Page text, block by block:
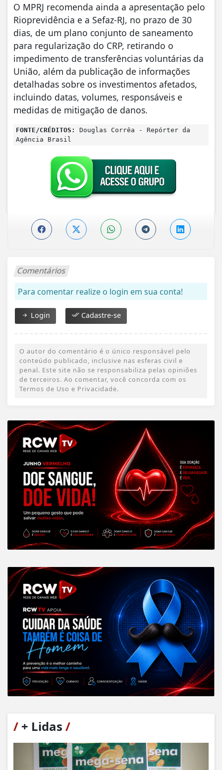
O MPRJ recomenda ainda a apresentação pelo
Rioprevidência e a Sefaz-RJ, no prazo de 30
dias, de um plano conjunto de saneamento
para regularização do CRP, retirando o
impedimento de transferências voluntárias da
União, além da publicação de informações
detalhadas sobre os investimentos afetados,
incluindo datas, volumes, responsáveis e
medidas de mitigação de danos.
FONTE/CRÉDITOS:
Douglas Corrêa - Repórter da
Agência Brasil
Comentários
Para comentar realize o login em sua conta!
Login Cadastre-se
O autor do comentário é o único responsável pelo
conteúdo publicado, inclusive nas esferas civil e
penal. Este site não se responsabiliza pelas opiniões
de terceiros. Ao comentar, você concorda com os
Termos de Uso e Privacidade.
/ + Lidas /